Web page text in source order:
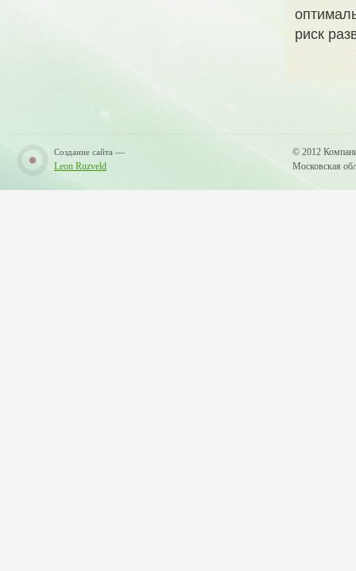
риск
Создание сайта —
Leon Ruzveld
© 2012
Московская